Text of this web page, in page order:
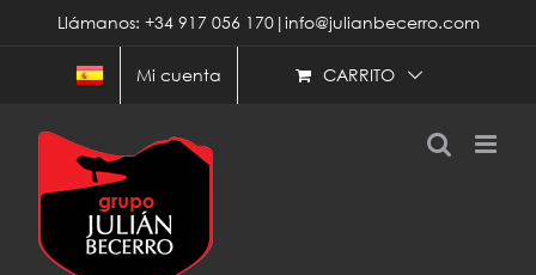
contenido
Llámanos: +34 917 056 170|info@julianbecerro.com
Mi cuenta CARRITO